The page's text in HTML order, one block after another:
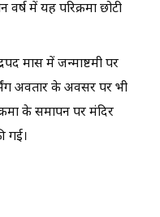
वर्ष में यह परिक्रमा छोटी
मास में जन्माष्टमी पर
अवतार के अवसर पर भी
के समापन पर मंदिर
गई।